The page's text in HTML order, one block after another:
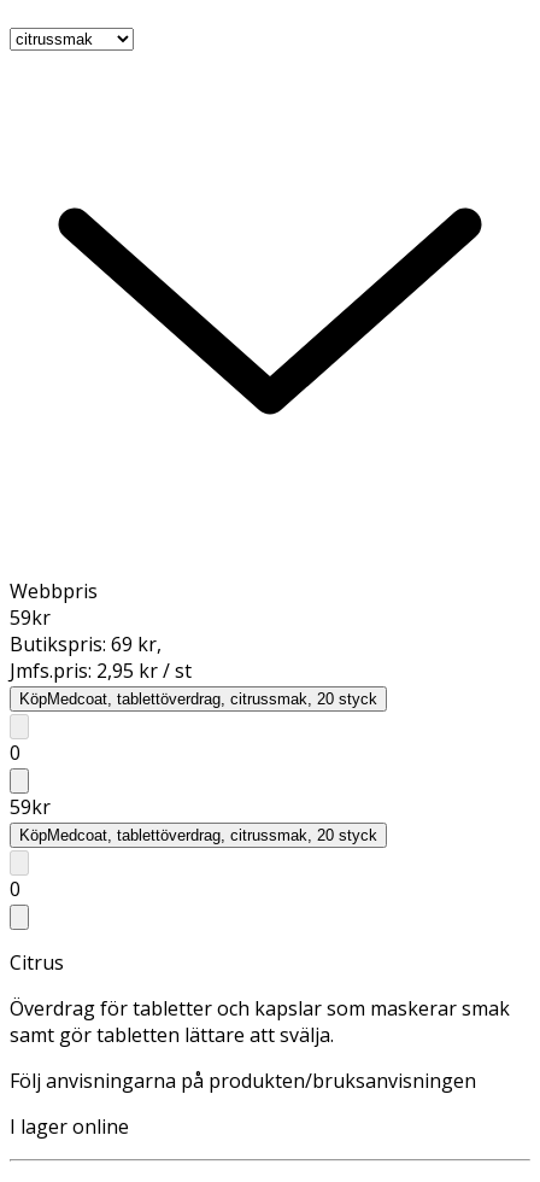
Webbpris
59kr
Butikspris: 69 kr,
Jmfs.pris: 2,95 kr / st
KöpMedcoat, tablettöverdrag, citrussmak, 20 styck
0
59kr
KöpMedcoat, tablettöverdrag, citrussmak, 20 styck
0
Citrus
Överdrag för tabletter och kapslar som maskerar smak
samt gör tabletten lättare att svälja.
Följ anvisningarna på produkten/bruksanvisningen
I lager online